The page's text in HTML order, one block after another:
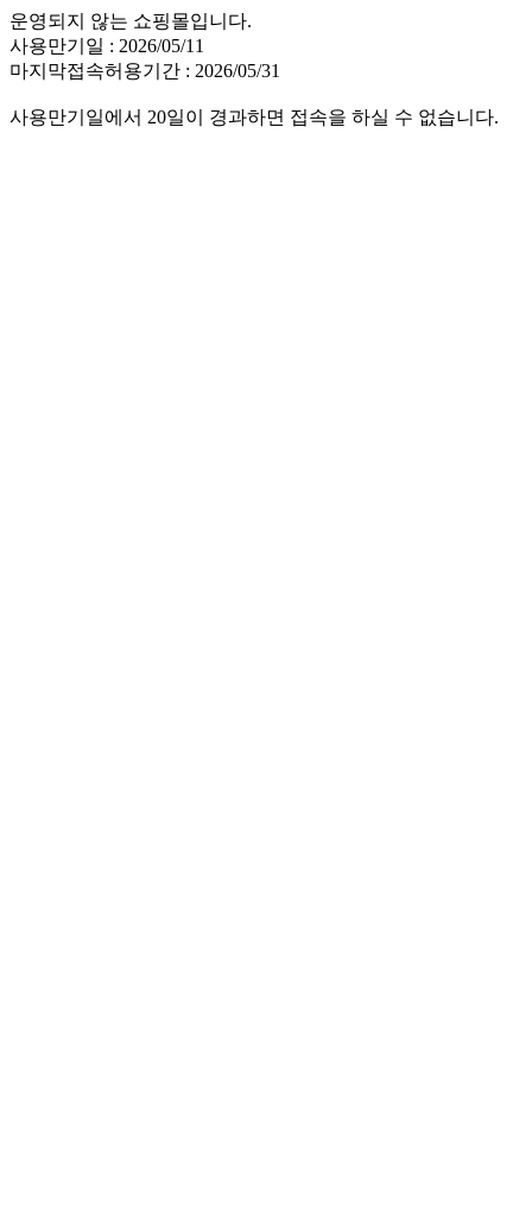
운영되지 않는 쇼핑몰입니다.
사용만기일 : 2026/05/11
마지막접속허용기간 : 2026/05/31
사용만기일에서 20일이 경과하면 접속을 하실 수 없습니다.